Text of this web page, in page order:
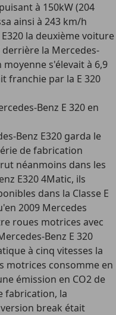
à 150kW (204
ainsi à 243 km/h
la deuxième voiture
derrière la Mercedes-
moyenne s'élevait à 6,9
franchie par la E 320
Benz E 320 en
Benz E320 garda le
de fabrication
néanmoins dans les
E320 4Matic, ils
dans la Classe E
2009 Mercedes
roues motrices avec
Benz E 320
à cinq vitesses la
motrices consomme en
émission en CO2 de
fabrication, la
version break était